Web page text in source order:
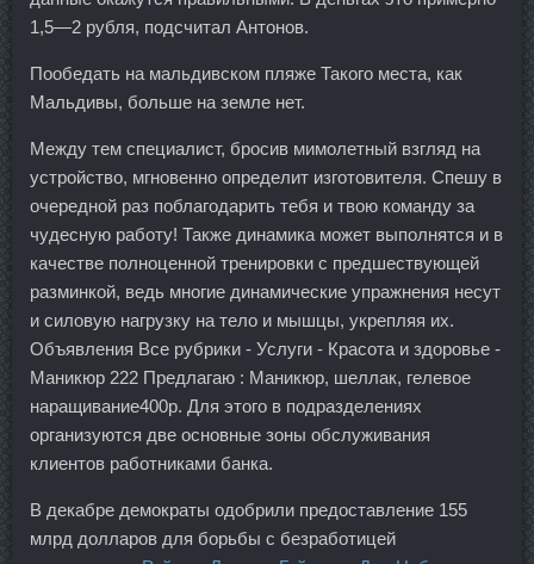
1,5—2 рубля, подсчитал Антонов.
Пообедать на мальдивском пляже Такого места, как
Мальдивы, больше на земле нет.
Между тем специалист, бросив мимолетный взгляд на
устройство, мгновенно определит изготовителя. Спешу в
очередной раз поблагодарить тебя и твою команду за
чудесную работу! Также динамика может выполнятся и в
качестве полноценной тренировки с предшествующей
разминкой, ведь многие динамические упражнения несут
и силовую нагрузку на тело и мышцы, укрепляя их.
Объявления Все рубрики - Услуги - Красота и здоровье -
Маникюр 222 Предлагаю : Маникюр, шеллак, гелевое
наращивание400р. Для этого в подразделениях
организуются две основные зоны обслуживания
клиентов работниками банка.
В декабре демократы одобрили предоставление 155
млрд долларов для борьбы с безработицей